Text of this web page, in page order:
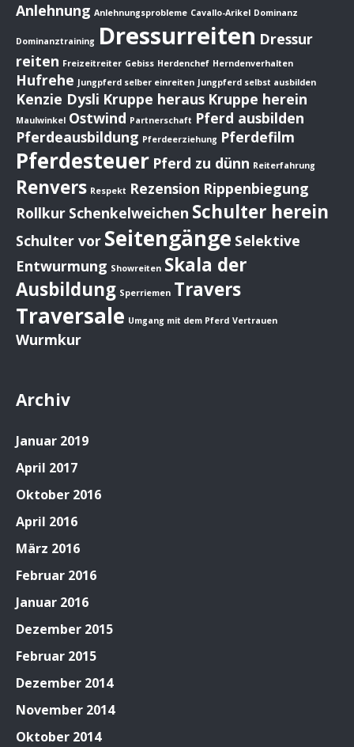
Anlehnung Anlehnungsprobleme Cavallo-Arikel Dominanz
Dominanztraining Dressurreiten Dressur
reiten Freizeitreiter Gebiss Herdenchef Herndenverhalten
Hufrehe Jungpferd selber einreiten Jungpferd selbst ausbilden
Kenzie Dysli Kruppe heraus Kruppe herein
Maulwinkel Ostwind Partnerschaft Pferd ausbilden
Pferdeausbildung Pferdeerziehung Pferdefilm
Pferdesteuer Pferd zu dünn Reiterfahrung
Renvers Respekt Rezension Rippenbiegung
Rollkur Schenkelweichen Schulter herein
Schulter vor Seitengänge Selektive
Entwurmung Showreiten Skala der
Ausbildung Sperriemen Travers
Traversale Umgang mit dem Pferd Vertrauen
Wurmkur
Archiv
Januar 2019
April 2017
Oktober 2016
April 2016
März 2016
Februar 2016
Januar 2016
Dezember 2015
Februar 2015
Dezember 2014
November 2014
Oktober 2014